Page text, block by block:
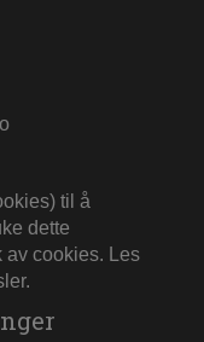
til å
dette
av cookies.
Les
.